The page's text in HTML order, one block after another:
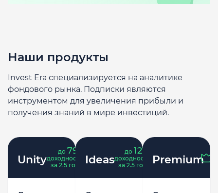
Наши продукты
Invest Era специализируется на аналитике
фондового рынка. Подписки являются
инструментом для увеличения прибыли и
получения знаний в мире инвестиций.
Unity
до 79
доходность
за 2.5 года
Ideas
до 121
доходность
за 2.5 года
Premium